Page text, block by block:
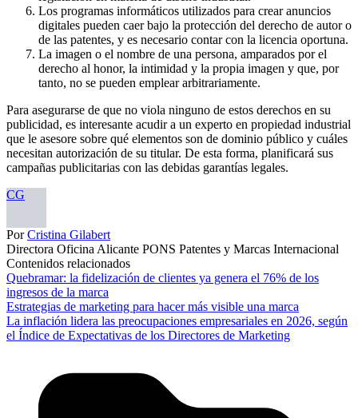
Los programas informáticos utilizados para crear anuncios
digitales pueden caer bajo la protección del derecho de autor o
de las patentes, y es necesario contar con la licencia oportuna.
La imagen o el nombre de una persona, amparados por el
derecho al honor, la intimidad y la propia imagen y que, por
tanto, no se pueden emplear arbitrariamente.
Para asegurarse de que no viola ninguno de estos derechos en su
publicidad, es interesante acudir a un experto en propiedad industrial
que le asesore sobre qué elementos son de dominio público y cuáles
necesitan autorización de su titular. De esta forma, planificará sus
campañas publicitarias con las debidas garantías legales.
CG
PorCristina Gilabert
Directora Oficina Alicante PONS Patentes y Marcas Internacional
Contenidos relacionados
Quebramar: la fidelización de clientes ya genera el 76% de los
ingresos de la marca
Estrategias de marketing para hacer más visible una marca
La inflación lidera las preocupaciones empresariales en 2026, según
el Índice de Expectativas de los Directores de Marketing